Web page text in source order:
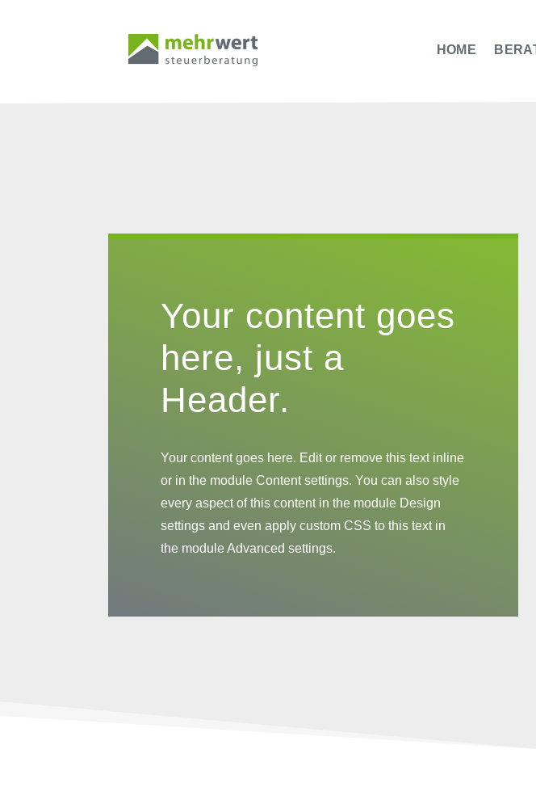
HOME
Your content goes
here, just a
Header.
Your content goes here. Edit or remove this text inline
or in the module Content settings. You can also style
every aspect of this content in the module Design
settings and even apply custom CSS to this text in
the module Advanced settings.